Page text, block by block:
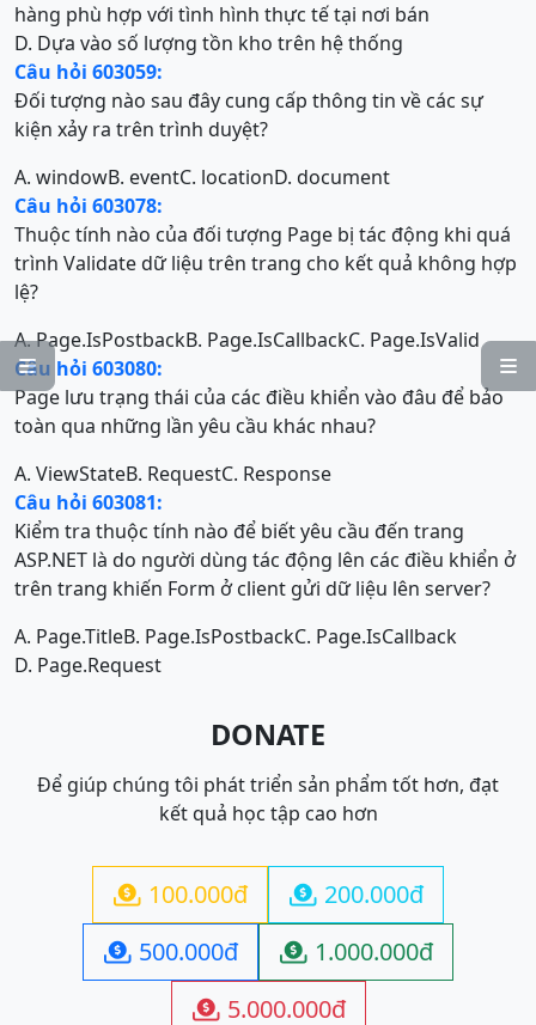


hàng phù hợp với tình hình thực tế tại nơi bán
D. Dựa vào số lượng tồn kho trên hệ thống
Câu hỏi 603059:
Đối tượng nào sau đây cung cấp thông tin về các sự
kiện xảy ra trên trình duyệt?
A. windowB. eventC. locationD. document
Câu hỏi 603078:
Thuộc tính nào của đối tượng Page bị tác động khi quá
trình Validate dữ liệu trên trang cho kết quả không hợp
lệ?
A. Page.IsPostbackB. Page.IsCallbackC. Page.IsValid
Câu hỏi 603080:
Page lưu trạng thái của các điều khiển vào đâu để bảo
toàn qua những lần yêu cầu khác nhau?
A. ViewStateB. RequestC. Response
Câu hỏi 603081:
Kiểm tra thuộc tính nào để biết yêu cầu đến trang
ASP.NET là do người dùng tác động lên các điều khiển ở
trên trang khiến Form ở client gửi dữ liệu lên server?
A. Page.TitleB. Page.IsPostbackC. Page.IsCallback
D. Page.Request
DONATE
Để giúp chúng tôi phát triển sản phẩm tốt hơn, đạt
kết quả học tập cao hơn
 100.000đ  200.000đ
 500.000đ  1.000.000đ
 5.000.000đ